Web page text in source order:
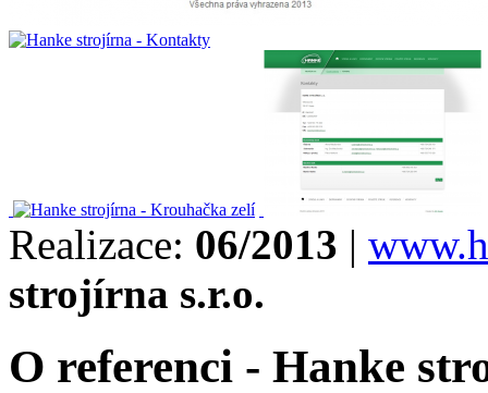
Realizace: 06/2013 |
strojírna s.r.o.
O referenci - Hanke